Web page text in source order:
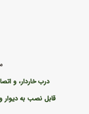
درب خاردار، و
قابل نصب به دیوار